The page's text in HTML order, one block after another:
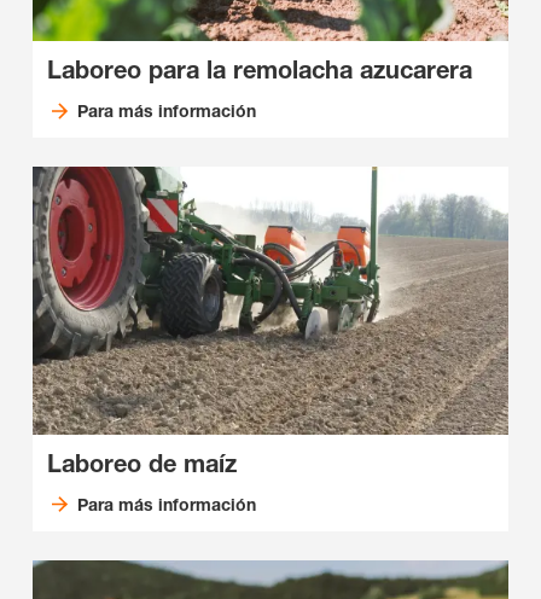
Laboreo para la remolacha azucarera
Para más información
Laboreo de maíz
Para más información